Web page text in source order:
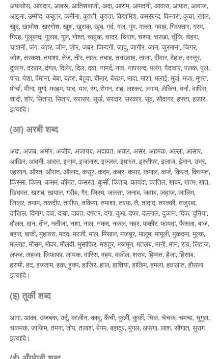
अफसोस, आबदार, आबरू, आतिशबाजी, अदा, आराम, आमदनी, आवारा, आफत, आवाज,
आइना, उम्मीद, कबूतर, कमीना, कुश्ती, कुश्ता, किशमिश, कमरबन्द, किनारा, कूचा, खाल,
खुद, खामोश, खरगोश, खुश, खुराक, खूब, गर्द, गज, गुम, गल्ला, गवाह, गिरफ्तार, गरम,
गिरह, गुलूबन्द, गुलाब, गुल, गोश्त, चाबुक, चादर, चिराग, चश्मा, चरखा, चूँकि, चेहरा,
चाशनी, जंग, जहर, जीन, जोर, जबर, जिन्दगी, जादू, जागीर, जान, जुरमाना, जिगर,
जोश, तरकश, तमाशा, तेज, तीर, ताक, तबाह, तनख्वाह, ताजा, दीवार, देहात, दस्तूर,
दुकान, दरबार, दंगल, दिलेर, दिल, दवा, नामर्द, नाव, नापसन्द, पलंग, पैदावार, पलक, पुल,
पारा, पेशा, पैमाना, बेवा, बहरा, बेहूदा, बीमार, बेरहम, मादा, माशा, मलाई, मुर्दा, मजा, मुफ्त,
मोर्चा, मीना, मुर्गा, मरहम, याद, यार, रंग, रोगन, राह, लश्कर, लगाम, लेकिन, वर्ना, वापिस,
शादी, शोर, सितारा, सितार, सरासर, सुर्ख, सरदार, सरकार, सूद, सौदागर, हफ्ता, हजार
इत्यादि।
(आ) अरबी शब्द
अदा, अजब, अमीर, अजीब, अजायब, अदावत, अक्ल, असर, अहमक, अल्ला, आसार,
आखिर, आदमी, आदत, इनाम, इजलास, इज्जत, इमारत, इस्तीफा, इलाज, ईमान, उम्र,
एहसान, औरत, औसत, औलाद, कसूर, कदम, कब्र, कसर, कमाल, कर्ज, क़िस्त, किस्मत,
किस्सा, किला, कसम, कीमत, कसरत, कुर्सी, किताब, कायदा, कातिल, खबर, खत्म, खत,
खिदमत, खराब, खयाल, गरीब, गैर, जिस्म, जलसा, जनाब, जवाब, जहाज, जालिम,
जिक्र, तमाम, तकदीर, तारीफ, तकिया, तमाशा, तरफ, तै, तादाद, तरक्की, तजुरबा,
दाखिल, दिमाग, दवा, दाबा, दावत, दफ्तर, दगा, दुआ, दफा, दल्लाल, दुकान, दिक, दुनिया,
दौलत, दान, दीन, नतीजा, नशा, नाल, नकद, नकल, नहर, फकीर, फायदा, फैसला, बाज,
बहस, बाकी, मुहावरा, मदद, मरजी, माल, मिसाल, मजबूर, मालूम, मामूली, मुकदमा, मुल्क,
मल्लाह, मौसम, मौका, मौलवी, मुसाफिर, मशहूर, मजमून, मतलब, मानी, मान, राय, लिहाज,
लफ्ज, लहजा, लिफाफा, लायक, वारिस, वहम, वकील, शराब, हिम्मत, हैजा, हिसाब,
हरामी, हद, हज्जाम, हक, हुक्म, हाजिर, हाल, हाशिया, हाकिम, हमला, हवालात, हौसला
इत्यादि।
(इ) तुर्की शब्द
आगा, आका, उजबक, उर्दू, कालीन, काबू, कैंची, कुली, कुर्की, चिक, चेचक, चमचा, चुगुल,
चकमक, जाजिम, तमगा, तोप, तलाश, बेगम, बहादुर, मुगल, लफंगा, लाश, सौगात, सुराग
इत्यादि।